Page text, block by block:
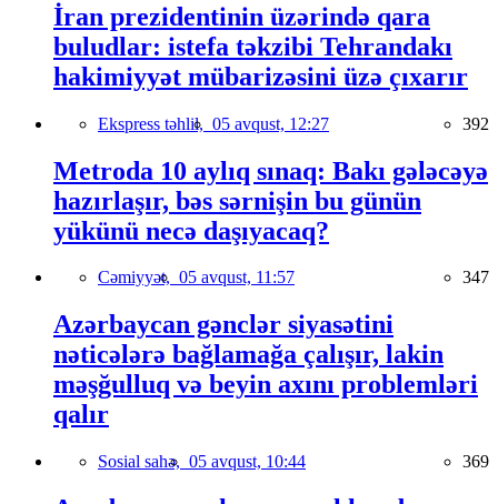
İran prezidentinin üzərində qara
buludlar: istefa təkzibi Tehrandakı
hakimiyyət mübarizəsini üzə çıxarır
Ekspress təhlil, 05 avqust, 12:27 392
Metroda 10 aylıq sınaq: Bakı gələcəyə
hazırlaşır, bəs sərnişin bu günün
yükünü necə daşıyacaq?
Cəmiyyət, 05 avqust, 11:57 347
Azərbaycan gənclər siyasətini
nəticələrə bağlamağa çalışır, lakin
məşğulluq və beyin axını problemləri
qalır
Sosial sahə, 05 avqust, 10:44 369